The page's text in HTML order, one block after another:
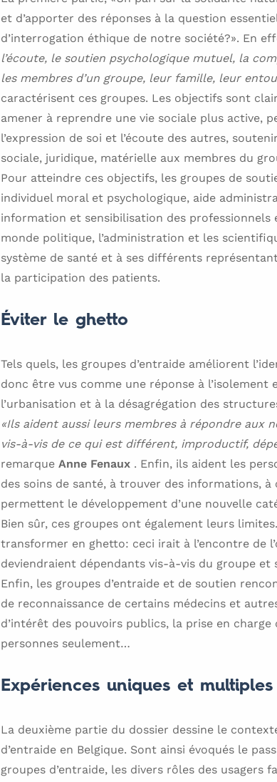
et d’apporter des réponses à la question
d’interrogation éthique de notre société?». En
l’écoute, le soutien psychologique mutuel, la
les membres d’un groupe, leur famille, leur
caractérisent ces groupes. Les objectifs sont
amener à reprendre une vie sociale plus active,
l’expression de soi et l’écoute des autres,
sociale, juridique, matérielle aux membres du
Pour atteindre ces objectifs, les groupes de
individuel moral et psychologique, aide
information et sensibilisation des
monde politique, l’administration et les
système de santé et à ses différents
la participation des patients.
Éviter le ghetto
Tels quels, les groupes d’entraide améliorent
donc être vus comme une réponse à l’isolement
l’urbanisation et à la désagrégation des
«Ils aident aussi leurs membres à répondre aux
vis-à-vis de ce qui est différent, improductif,
remarque Anne Fenaux . Enfin, ils aident les
des soins de santé, à trouver des informations,
permettent le développement d’une nouvelle
Bien sûr, ces groupes ont également leurs
transformer en ghetto: ceci irait à l’encontre de
deviendraient dépendants vis-à-vis du groupe et
Enfin, les groupes d’entraide et de soutien
de reconnaissance de certains médecins et
d’intérêt des pouvoirs publics, la prise en
personnes seulement…
Expériences uniques et multiples
La deuxième partie du dossier dessine le
d’entraide en Belgique. Sont ainsi évoqués le
groupes d’entraide, les divers rôles des usagers